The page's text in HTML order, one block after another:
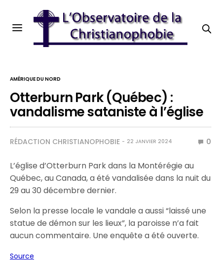
AMÉRIQUE DU NORD
Otterburn Park (Québec) :
vandalisme sataniste à l’église
RÉDACTION CHRISTIANOPHOBIE 22 JANVIER 2024 0
L’église d’Otterburn Park dans la Montérégie au
Québec, au Canada, a été vandalisée dans la nuit du
29 au 30 décembre dernier.
Selon la presse locale le vandale a aussi “laissé une
statue de démon sur les lieux”, la paroisse n’a fait
aucun commentaire. Une enquête a été ouverte.
Source